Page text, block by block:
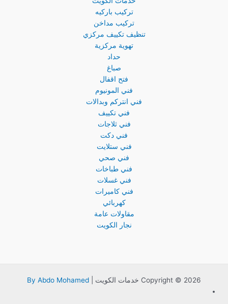
تركيب باركيه
تركيب مداخن
تنظيف تكييف مركزي
تهوية مركزية
حداد
صباغ
فتح اقفال
فني المونيوم
فني انتركم وبدالات
فني تكييف
فني ثلاجات
فني دكت
فني ستلايت
فني صحي
فني طباخات
فني غسلات
فني كاميرات
كهربائي
مقاولات عامة
نجار الكويت
Copyright © 2026 خدمات الكويت | By Abdo Mohamed